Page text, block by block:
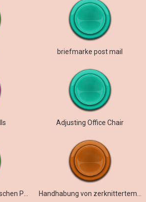
briefmarke post mail
Adjusting Office Chair